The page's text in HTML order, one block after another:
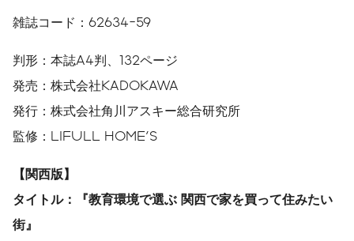
雑誌コード：62634-59
判形：本誌A4判、132ページ
発売：株式会社KADOKAWA
発行：株式会社角川アスキー総合研究所
監修：LIFULL HOME'S
【関西版】
タイトル：『教育環境で選ぶ 関西で家を買って住みたい
街』